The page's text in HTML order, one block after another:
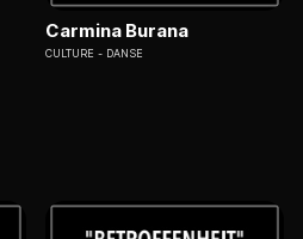
Carmina Burana
CULTURE DANSE